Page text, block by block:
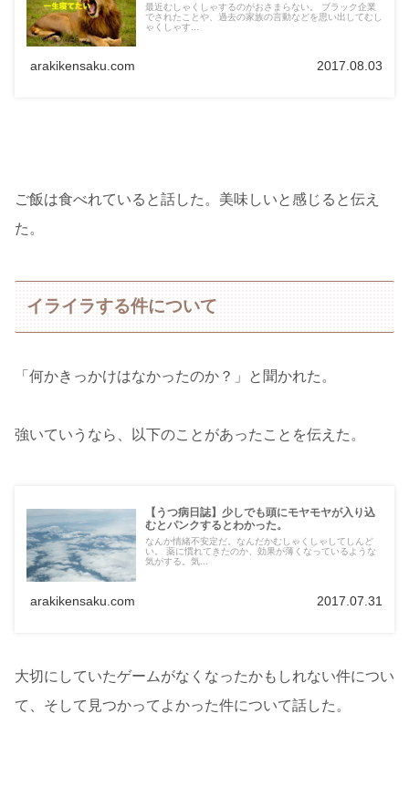
最近むしゃくしゃするのがおさまらない。 ブラック企業
でされたことや、過去の家族の言動などを思い出してむし
ゃくしゃす...
arakikensaku.com 2017.08.03
ご飯は食べれていると話した。美味しいと感じると伝え
た。
イライラする件について
「何かきっかけはなかったのか？」と聞かれた。
強いていうなら、以下のことがあったことを伝えた。
【うつ病日誌】少しでも頭にモヤモヤが入り込
むとパンクするとわかった。
なんか情緒不安定だ。なんだかむしゃくしゃしてしんど
い。 薬に慣れてきたのか、効果が薄くなっているような
気がする。気...
arakikensaku.com 2017.07.31
大切にしていたゲームがなくなったかもしれない件につい
て、そして見つかってよかった件について話した。